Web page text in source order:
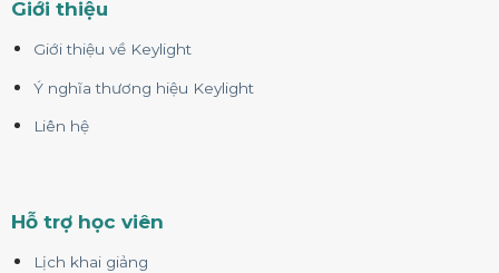
Giới thiệu
Giới thiệu về Keylight
Ý nghĩa thương hiệu Keylight
Liên hệ
Hỗ trợ học viên
Lịch khai giảng